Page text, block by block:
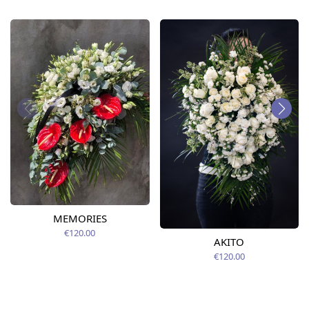
MEMORIES
€120.00
AKITO
€120.00